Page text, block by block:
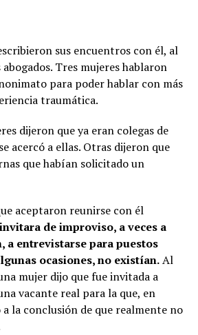
sus encuentros con él, al
abogados. Tres mujeres hablaron
para poder hablar con más
traumática.
dijeron que ya eran colegas de
acercó a ellas. Otras dijeron que
que habían solicitado un
aceptaron reunirse con él
de improviso, a veces a
a entrevistarse para puestos
ocasiones, no existían.Al
mujer dijo que fue invitada a
vacante real para la que, en
la conclusión de que realmente no